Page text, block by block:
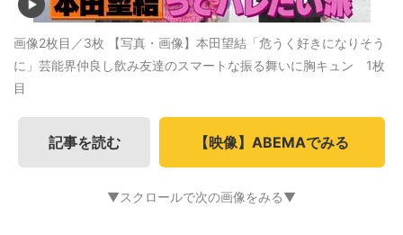
画像2枚目／3枚 【写真・画像】本田望結「危うく好きになりそう
に」芸能界仲良し飲み友達のスマートな振る舞いに胸キュン 1枚
目
記事を読む 【映像】ABEMAでみる
▼スクロールで次の画像をみる▼